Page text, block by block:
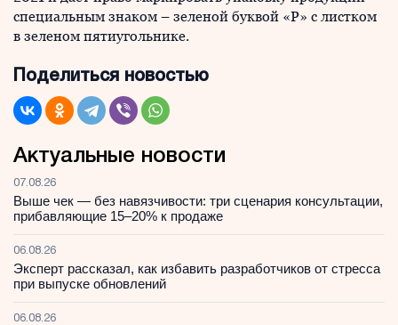
специальным знаком – зеленой буквой «Р» с листком
в зеленом пятиугольнике.
Поделиться новостью
Актуальные новости
07.08.26
Выше чек — без навязчивости: три сценария консультации,
прибавляющие 15–20% к продаже
06.08.26
Эксперт рассказал, как избавить разработчиков от стресса
при выпуске обновлений
06.08.26